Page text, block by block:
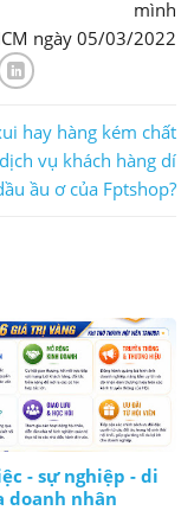
mình
ngày 05/03/2022
hay hàng kém chất
vụ khách hàng dí
ầu ơ của Fptshop?
- sự nghiệp - di
doanh nhân